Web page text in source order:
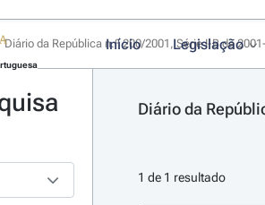
Início Legislação
Diário da República n.º 200/2001, Série I-B de
Diário da
1 de 1 resultado